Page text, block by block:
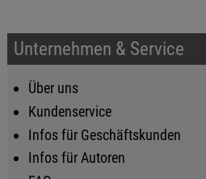
Unternehmen & Service
Über uns
Kundenservice
Infos für Geschäftskunden
Infos für Autoren